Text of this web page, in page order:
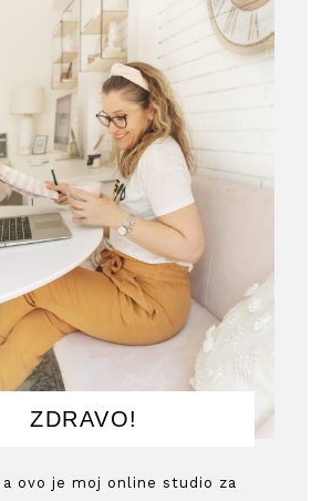
ZDRAVO!
a ovo je moj online studio za